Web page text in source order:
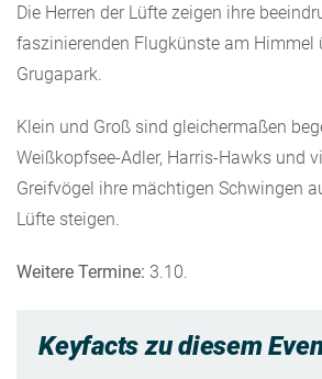
Die Herren der Lüfte zeigen ihre
faszinierenden Flugkünste am Himmel
Grugapark.
Klein und Groß sind gleichermaßen
Weißkopfsee-Adler, Harris-Hawks und
Greifvögel ihre mächtigen Schwingen
Lüfte steigen.
Weitere Termine: 3.10.
Keyfacts zu diesem